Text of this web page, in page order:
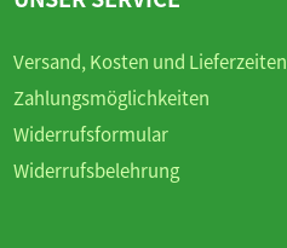
Versand, Kosten und Lieferzeiten
Zahlungsmöglichkeiten
Widerrufsformular
Widerrufsbelehrung